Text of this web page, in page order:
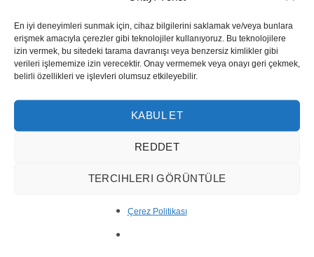
En iyi deneyimleri sunmak için, cihaz bilgilerini saklamak ve/veya bunlara
erişmek amacıyla çerezler gibi teknolojiler kullanıyoruz. Bu teknolojilere
izin vermek, bu sitedeki tarama davranışı veya benzersiz kimlikler gibi
verileri işlememize izin verecektir. Onay vermemek veya onayı geri çekmek,
belirli özellikleri ve işlevleri olumsuz etkileyebilir.
KABUL ET
REDDET
TERCIHLERI GÖRÜNTÜLE
Çerez Politikası